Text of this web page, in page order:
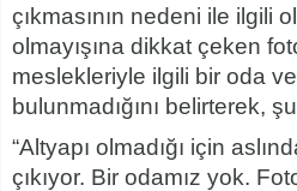
çıkmasının nedeni ile ilgili
olmayışına dikkat çeken
meslekleriyle ilgili bir oda
bulunmadığını belirterek,
“Altyapı olmadığı için
çıkıyor. Bir odamız yok.